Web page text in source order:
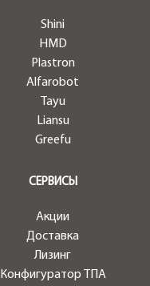
Shini
HMD
Plastron
Alfarobot
Tayu
Liansu
Greefu
СЕРВИСЫ
Акции
Доставка
Лизинг
Конфигуратор ТПА